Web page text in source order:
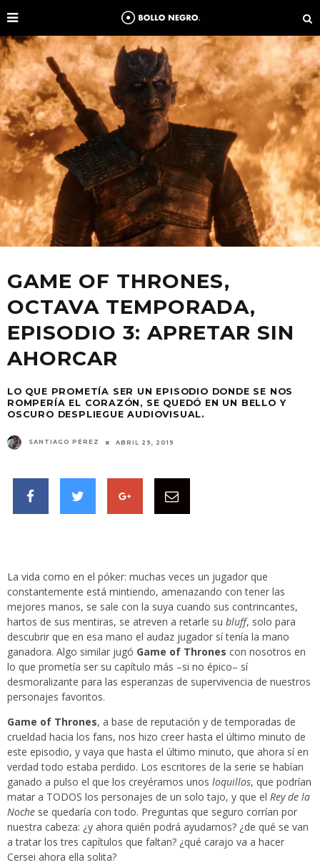
GAME OF THRONES,
OCTAVA TEMPORADA,
EPISODIO 3: APRETAR SIN
AHORCAR
LO QUE PROMETÍA SER UN EPISODIO DONDE SE NOS
ROMPERÍA EL CORAZÓN, SE QUEDÓ EN UN BELLO Y
OSCURO DESPLIEGUE AUDIOVISUAL.
SANTIAGO PÉREZ ABRIL 29, 2019
La vida como en el póker: muchas veces un jugador que
constantemente está mintiendo, amenazando con tener las
mejores manos, se sale con la suya cuando sus contrincantes,
hartos de sus mentiras, se atreven a retarle su bluff, solo para
descubrir que en esa mano el audaz jugador sí tenía la mano
ganadora. Algo similar jugó Game of Thrones con nosotros en
lo que prometía ser su capítulo más –si no épico– sí
desmoralizante para las esperanzas de supervivencia de nuestros
personajes favoritos.
Game of Thrones, a base de reputación y de temporadas de
crueldad hacia los fans, nos hizo creer hasta el último minuto de
este episodio, y vaya que hasta el último minuto, que ahora sí en
verdad todo estaba perdido. Los escritores de la serie se habían
ganado a pulso el que los creyéramos unos loquillos, que podrían
matar a TODOS los personajes de un solo tajo, y que el Rey de la
Noche se quedaría con todo. Preguntas que seguro corrían por
nuestra cabeza: ¿y ahora quién podrá ayudarnos? ¿de qué se van
a tratar los tres capítulos que faltan? ¿qué carajo va a hacer
Cersei ahora ella solita?